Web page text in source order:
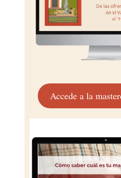
Accede a la